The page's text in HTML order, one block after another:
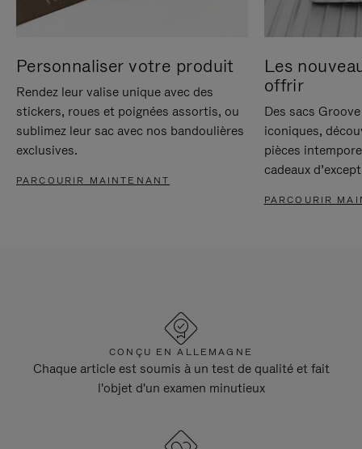
Personnaliser votre produit
Rendez leur valise unique avec des
stickers, roues et poignées assortis, ou
sublimez leur sac avec nos bandoulières
exclusives.
PARCOURIR MAINTENANT
Les
offrir
Des sacs
iconiques,
pièces
cadeaux
PARCOURIR
CONÇU EN ALLEMAGNE
Chaque article est soumis à un test de qualité et fait
l'objet d'un examen minutieux